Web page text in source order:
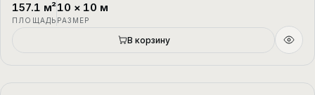
П-2
157.1 м²
ПЛОЩАДЬ
10 × 10 м
РАЗМЕР
В корзину